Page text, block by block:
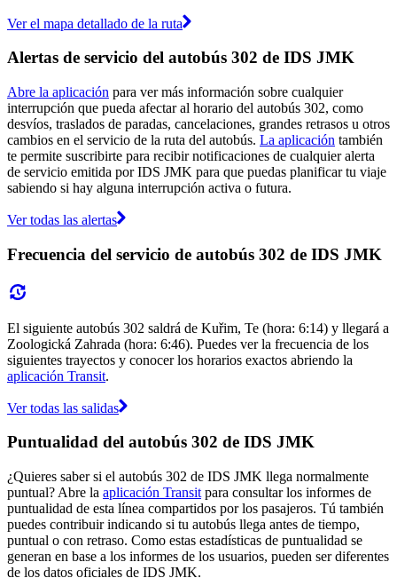
Ver el mapa detallado de la ruta
Alertas de servicio del autobús 302 de IDS JMK
Abre la aplicación para ver más información sobre cualquier
interrupción que pueda afectar al horario del autobús 302, como
desvíos, traslados de paradas, cancelaciones, grandes retrasos u otros
cambios en el servicio de la ruta del autobús. La aplicación también
te permite suscribirte para recibir notificaciones de cualquier alerta
de servicio emitida por IDS JMK para que puedas planificar tu viaje
sabiendo si hay alguna interrupción activa o futura.
Ver todas las alertas
Frecuencia del servicio de autobús 302 de IDS JMK
El siguiente autobús 302 saldrá de Kuřim, Te (hora: 6:14) y llegará a
Zoologická Zahrada (hora: 6:46). Puedes ver la frecuencia de los
siguientes trayectos y conocer los horarios exactos abriendo la
aplicación Transit.
Ver todas las salidas
Puntualidad del autobús 302 de IDS JMK
¿Quieres saber si el autobús 302 de IDS JMK llega normalmente
puntual? Abre la aplicación Transit para consultar los informes de
puntualidad de esta línea compartidos por los pasajeros. Tú también
puedes contribuir indicando si tu autobús llega antes de tiempo,
puntual o con retraso. Como estas estadísticas de puntualidad se
generan en base a los informes de los usuarios, pueden ser diferentes
de los datos oficiales de IDS JMK.